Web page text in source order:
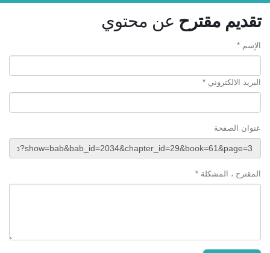
تقديم مقترح عن محتوي
الإسم *
البريد الالكتروني *
عنوان الصفحة
المقترح ، المشكلة *